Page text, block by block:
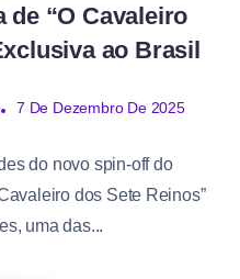
de “O Cavaleiro
ao Brasil
7 De Dezembro De 2025
do novo spin-off do
dos Sete Reinos”
uma das...